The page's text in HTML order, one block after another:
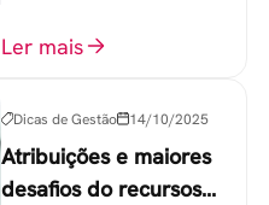
colaboradores na faixa de
Ler mais
Dicas de Gestão 14/10/2025
Atribuições e maiores
desafios do recursos